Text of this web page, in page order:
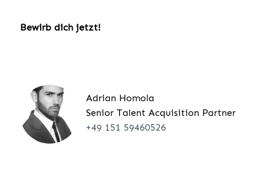
Bewirb dich jetzt!
Adrian Homola
Senior Talent Acquisition Partner
+49 151 59460526